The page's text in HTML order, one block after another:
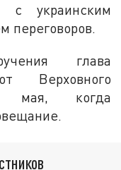
с украинским
переговоров.
глава
Верховного
мая, когда